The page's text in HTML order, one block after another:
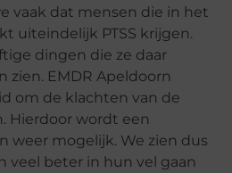
vaak dat mensen die in het
uiteindelijk PTSS krijgen.
dingen die ze daar
zien. EMDR Apeldoorn
om de klachten van de
Hierdoor wordt een
weer mogelijk. We zien dus
veel beter in hun vel gaan